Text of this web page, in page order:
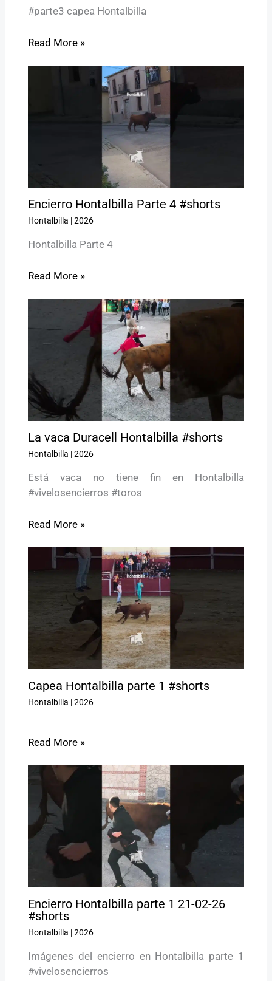
#parte3 capea Hontalbilla
Read More »
Encierro Hontalbilla Parte 4 #shorts
Hontalbilla |2026
Hontalbilla Parte 4
Read More »
La vaca Duracell Hontalbilla #shorts
Hontalbilla |2026
Está vaca no tiene fin en Hontalbilla
#vivelosencierros #toros
Read More »
Capea Hontalbilla parte 1 #shorts
Hontalbilla |2026
Read More »
Encierro Hontalbilla parte 1 21-02-26
#shorts
Hontalbilla |2026
Imágenes del encierro en Hontalbilla parte 1
#vivelosencierros